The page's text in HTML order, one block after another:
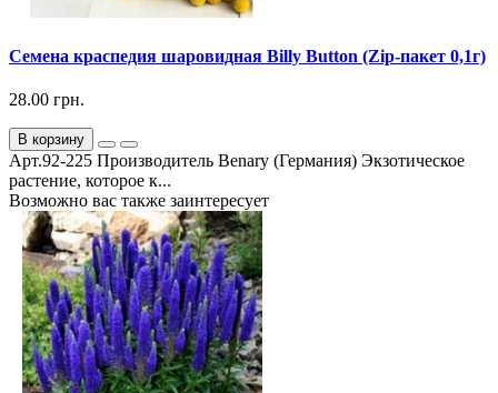
Семена краспедия шаровидная Billy Button (Zip-пакет 0,1г)
28.00 грн.
В корзину
Арт.92-225 Производитель Benary (Германия) Экзотическое
растение, которое к...
Возможно вас также заинтересует